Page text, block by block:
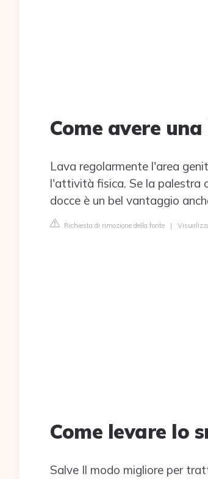
Come avere
Lava regolarmente l'area
l'attività fisica. Se la palestra
docce è un bel vantaggio
Richiesta di rimozione della fonte |
Come levare lo
Salve Il modo migliore per